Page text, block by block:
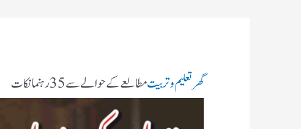
گھرتعلیم و تربیتمطالعے کے حوالے سے 35 رہنما نکات